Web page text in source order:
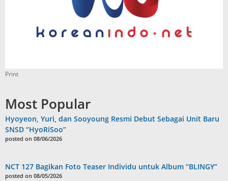
Print
Most Popular
Hyoyeon, Yuri, dan Sooyoung Resmi Debut Sebagai Unit Baru
SNSD “HyoRiSoo”
posted on 08/06/2026
NCT 127 Bagikan Foto Teaser Individu untuk Album “BLINGY”
posted on 08/05/2026